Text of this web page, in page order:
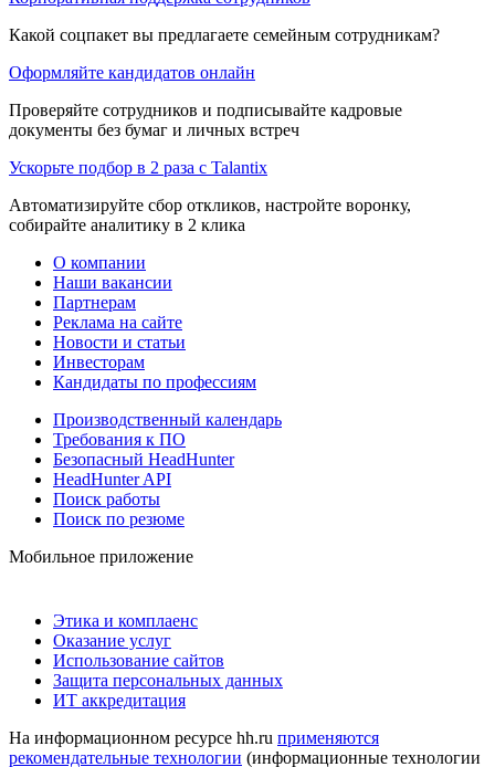
Какой соцпакет вы предлагаете семейным сотрудникам?
Оформляйте кандидатов онлайн
Проверяйте сотрудников и подписывайте кадровые
документы без бумаг и личных встреч
Ускорьте подбор в 2 раза с Talantix
Автоматизируйте сбор откликов, настройте воронку,
собирайте аналитику в 2 клика
О компании
Наши вакансии
Партнерам
Реклама на сайте
Новости и статьи
Инвесторам
Кандидаты по профессиям
Производственный календарь
Требования к ПО
Безопасный HeadHunter
HeadHunter API
Поиск работы
Поиск по резюме
Мобильное приложение
Этика и комплаенс
Оказание услуг
Использование сайтов
Защита персональных данных
ИТ аккредитация
На информационном ресурсе hh.ru применяются
рекомендательные технологии (информационные технологии